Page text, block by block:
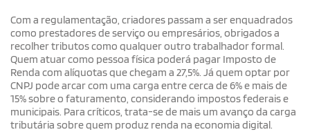
Com a regulamentação, criadores passam a ser enquadrados
como prestadores de serviço ou empresários, obrigados a
recolher tributos como qualquer outro trabalhador formal.
Quem atuar como pessoa física poderá pagar Imposto de
Renda com alíquotas que chegam a 27,5%. Já quem optar por
CNPJ pode arcar com uma carga entre cerca de 6% e mais de
15% sobre o faturamento, considerando impostos federais e
municipais. Para críticos, trata-se de mais um avanço da carga
tributária sobre quem produz renda na economia digital.